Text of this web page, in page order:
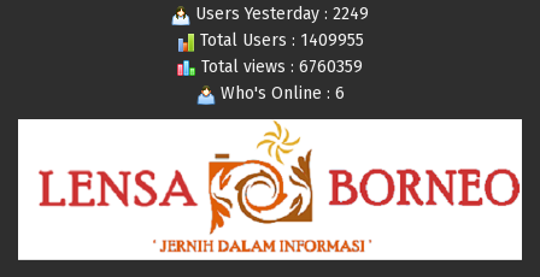
Users Yesterday : 2249
Total Users : 1409955
Total views : 6760359
Who's Online : 6